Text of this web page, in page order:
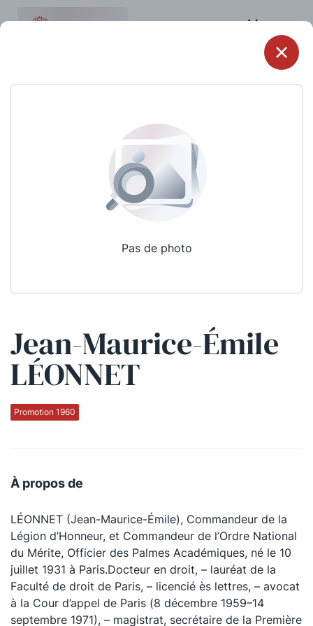
Menu
Pas de photo
Jean-Maurice-Émile
LÉONNET
Promotion 1960
À propos de
LÉONNET (Jean-Maurice-Émile), Commandeur de la
Légion d’Honneur, et Commandeur de l’Ordre National
du Mérite, Officier des Palmes Académiques, né le 10
juillet 1931 à Paris.Docteur en droit, – lauréat de la
Faculté de droit de Paris, – licencié ès lettres, – avocat
à la Cour d’appel de Paris (8 décembre 1959–14
septembre 1971), – magistrat, secrétaire de la Première
Qui sommes-nous ?
La Conférence
La défense pénale
Le Concours de la Conférence
La Conférence Berryer
La Petite Conférence